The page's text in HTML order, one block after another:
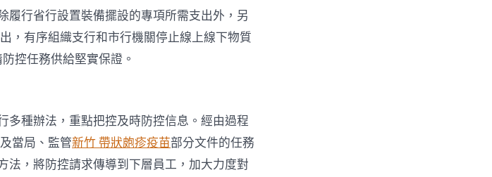
履行省行設置裝備擺設的專項所需支出外，另
，有序組織支行和市行機關停止線上線下物質
控任務供給堅實保證。
多種辦法，重點把控及時防控信息。經由過程
當局、監管新竹 帶狀皰疹疫苗部分文件的任務
法，將防控請求傳導到下層員工，加大力度對